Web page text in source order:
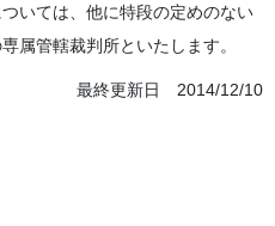
いては、他に特段の定めのない
属管轄裁判所といたします。
最終更新日 2014/12/10